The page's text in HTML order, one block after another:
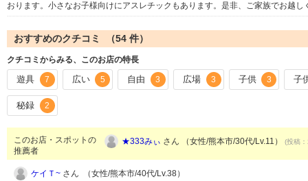
おります。小さなお子様向けにアスレチックもあります。是非、ご家族でお越し
おすすめのクチコミ （54 件）
クチコミからみる、このお店の特長
遊具 7 広い 5 自由 3 広場 3 子供 3 子
秘録 2
このお店・スポットの
推薦者
★333みぃ さん （女性/熊本市/30代/Lv.11） (投稿
ケイＴ~ さん （女性/熊本市/40代/Lv.38）